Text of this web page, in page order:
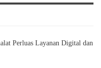
Perluas Layanan Digital dan